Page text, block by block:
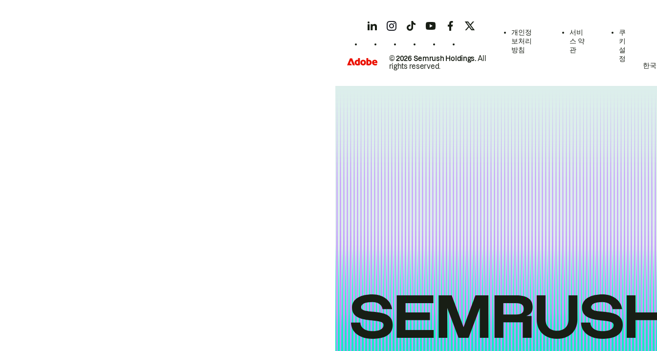
© 2026 Semrush Holdings.All
rights reserved.
개인정
보처리
방침
서비
스 약
관
쿠
키
설
정
한